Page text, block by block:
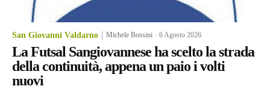
San Giovanni Valdarno Michele Bossini -6 Agosto 2026
La Futsal Sangiovannese ha scelto la strada
della continuità, appena un paio i volti
nuovi